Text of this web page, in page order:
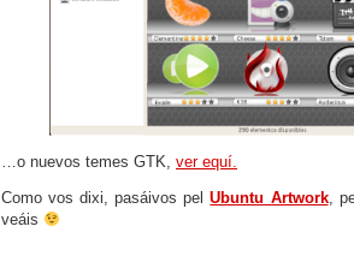
…o nuevos temes GTK, ver equí.
Como vos dixi, pasáivos pelUbuntu Artwork,
veáis